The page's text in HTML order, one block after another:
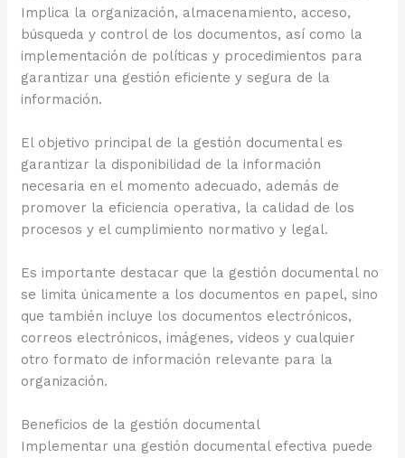
Implica la organización, almacenamiento, acceso,
búsqueda y control de los documentos, así como la
implementación de políticas y procedimientos para
garantizar una gestión eficiente y segura de la
información.
El objetivo principal de la gestión documental es
garantizar la disponibilidad de la información
necesaria en el momento adecuado, además de
promover la eficiencia operativa, la calidad de los
procesos y el cumplimiento normativo y legal.
Es importante destacar que la gestión documental no
se limita únicamente a los documentos en papel, sino
que también incluye los documentos electrónicos,
correos electrónicos, imágenes, videos y cualquier
otro formato de información relevante para la
organización.
Beneficios de la gestión documental
Implementar una gestión documental efectiva puede